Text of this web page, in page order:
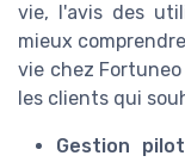
vie, l'avis des
mieux
vie chez
les clients qui
Gestion